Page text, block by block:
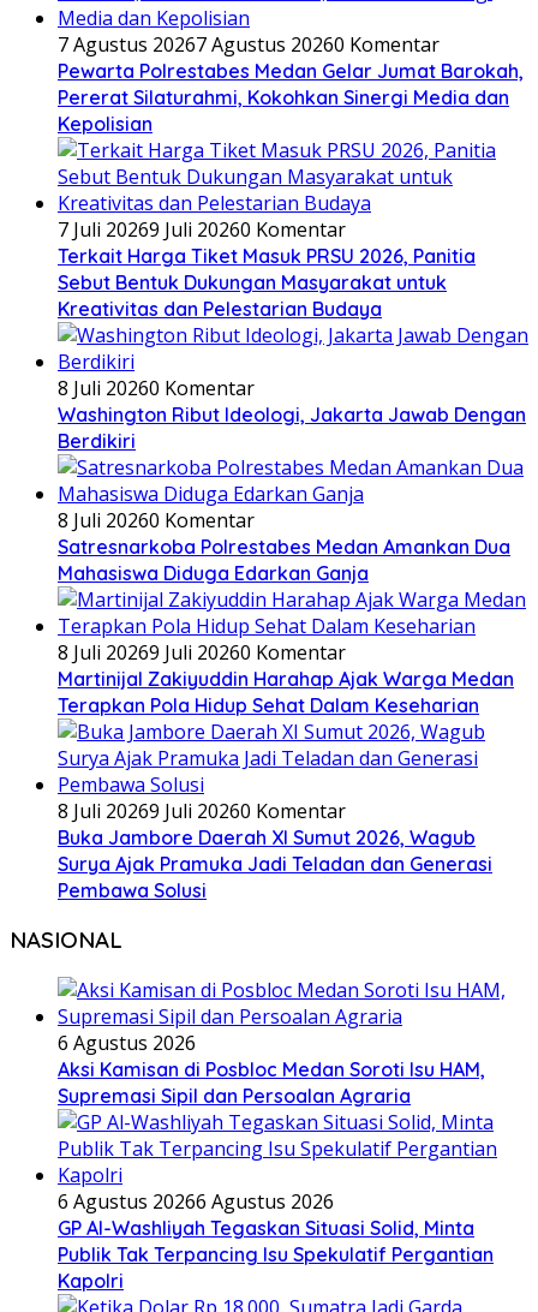
7 Agustus 20267 Agustus 20260 Komentar
Pewarta Polrestabes Medan Gelar Jumat Barokah,
Pererat Silaturahmi, Kokohkan Sinergi Media dan
Kepolisian
7 Juli 20269 Juli 20260 Komentar
Terkait Harga Tiket Masuk PRSU 2026, Panitia
Sebut Bentuk Dukungan Masyarakat untuk
Kreativitas dan Pelestarian Budaya
8 Juli 20260 Komentar
Washington Ribut Ideologi, Jakarta Jawab Dengan
Berdikiri
8 Juli 20260 Komentar
Satresnarkoba Polrestabes Medan Amankan Dua
Mahasiswa Diduga Edarkan Ganja
8 Juli 20269 Juli 20260 Komentar
Martinijal Zakiyuddin Harahap Ajak Warga Medan
Terapkan Pola Hidup Sehat Dalam Keseharian
8 Juli 20269 Juli 20260 Komentar
Buka Jambore Daerah XI Sumut 2026, Wagub
Surya Ajak Pramuka Jadi Teladan dan Generasi
Pembawa Solusi
NASIONAL
6 Agustus 2026
Aksi Kamisan di Posbloc Medan Soroti Isu HAM,
Supremasi Sipil dan Persoalan Agraria
6 Agustus 20266 Agustus 2026
GP Al-Washliyah Tegaskan Situasi Solid, Minta
Publik Tak Terpancing Isu Spekulatif Pergantian
Kapolri